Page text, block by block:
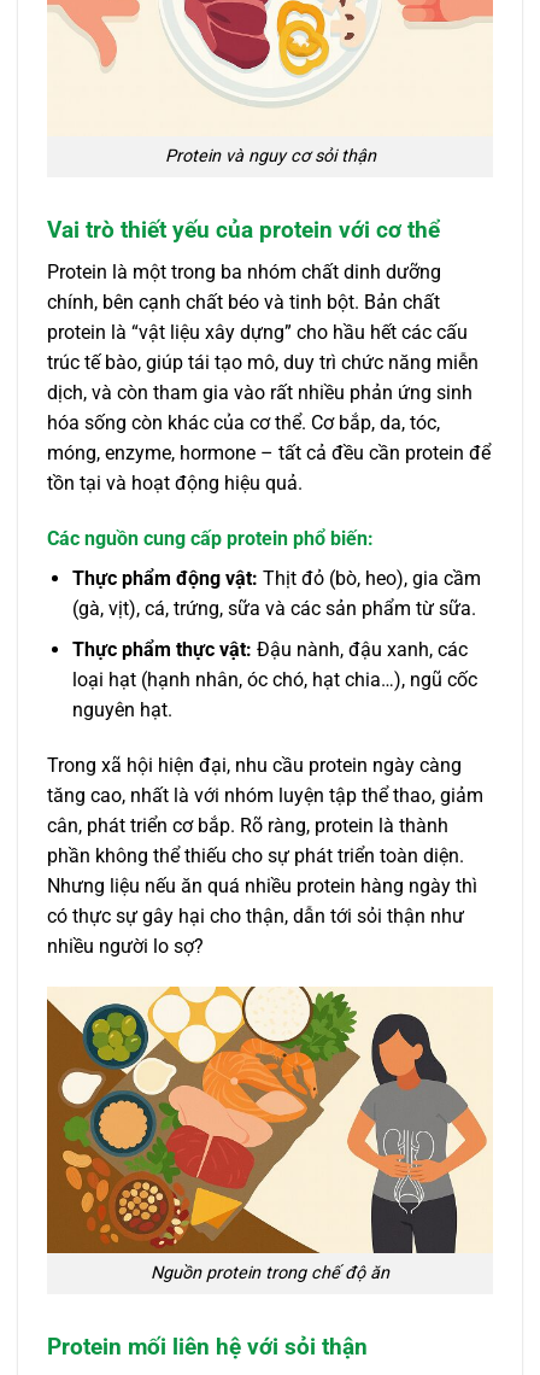
Protein và nguy cơ sỏi thận
Vai trò thiết yếu của protein với cơ thể
Protein là một trong ba nhóm chất dinh dưỡng
chính, bên cạnh chất béo và tinh bột. Bản chất
protein là “vật liệu xây dựng” cho hầu hết các cấu
trúc tế bào, giúp tái tạo mô, duy trì chức năng miễn
dịch, và còn tham gia vào rất nhiều phản ứng sinh
hóa sống còn khác của cơ thể. Cơ bắp, da, tóc,
móng, enzyme, hormone – tất cả đều cần protein để
tồn tại và hoạt động hiệu quả.
Các nguồn cung cấp protein phổ biến:
Thực phẩm động vật: Thịt đỏ (bò, heo), gia cầm
(gà, vịt), cá, trứng, sữa và các sản phẩm từ sữa.
Thực phẩm thực vật: Đậu nành, đậu xanh, các
loại hạt (hạnh nhân, óc chó, hạt chia…), ngũ cốc
nguyên hạt.
Trong xã hội hiện đại, nhu cầu protein ngày càng
tăng cao, nhất là với nhóm luyện tập thể thao, giảm
cân, phát triển cơ bắp. Rõ ràng, protein là thành
phần không thể thiếu cho sự phát triển toàn diện.
Nhưng liệu nếu ăn quá nhiều protein hàng ngày thì
có thực sự gây hại cho thận, dẫn tới sỏi thận như
nhiều người lo sợ?
Nguồn protein trong chế độ ăn
Protein mối liên hệ với sỏi thận